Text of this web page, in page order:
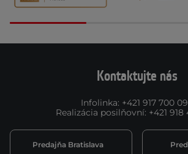
Kontaktujte nás
Infolinka: +421 917 700
Realizácia posilňovní: +421 918
Predajňa Bratislava